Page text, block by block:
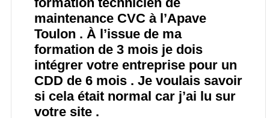
maintenance CVC à l’Apave
Toulon . À l’issue de ma
formation de 3 mois je dois
intégrer votre entreprise pour un
CDD de 6 mois . Je voulais savoir
si cela était normal car j’ai lu sur
votre site .